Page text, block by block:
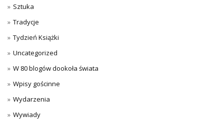
Sztuka
Tradycje
Tydzień Książki
Uncategorized
W 80 blogów dookoła świata
Wpisy gościnne
Wydarzenia
Wywiady